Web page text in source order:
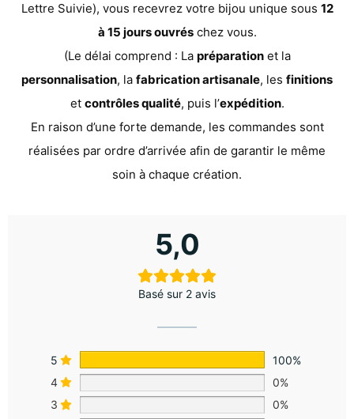
Lettre Suivie), vous recevrez votre bijou unique sous 12
à 15 jours ouvréschez vous.
(Le délai comprend : La préparationet la
personnalisation, la fabrication artisanale, les finitions
et contrôles qualité, puis l’expédition.
En raison d’une forte demande, les commandes sont
réalisées par ordre d’arrivée afin de garantir le même
soin à chaque création.
5,0
Basé sur 2 avis
5
100%
4
0%
3
0%